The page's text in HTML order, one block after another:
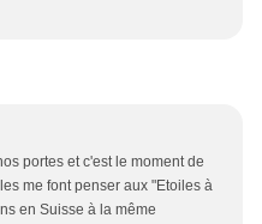
portes et c'est le moment de
me font penser aux "Etoiles à
en Suisse à la même